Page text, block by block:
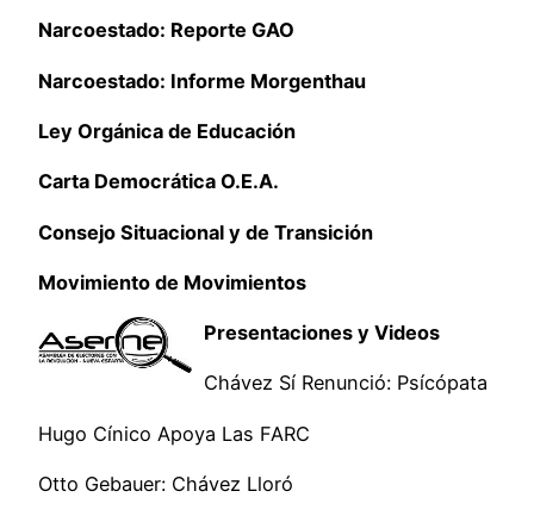
Narcoestado: Reporte GAO
Narcoestado: Informe Morgenthau
Ley Orgánica de Educación
Carta Democrática O.E.A.
Consejo Situacional y de Transición
Movimiento de Movimientos
Presentaciones y Videos
Chávez Sí Renunció: Psícópata
Hugo Cínico Apoya Las FARC
Otto Gebauer: Chávez Lloró